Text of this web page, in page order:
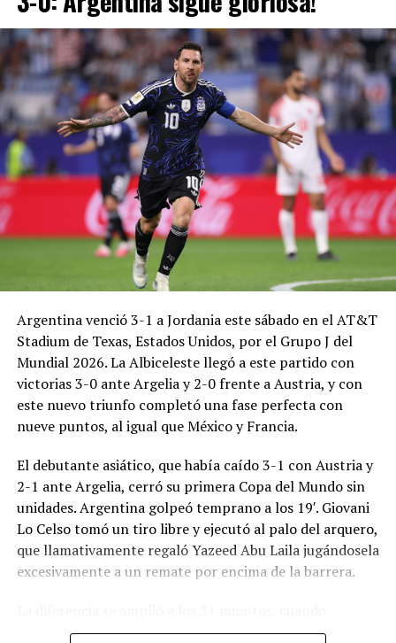
Argentina venció 3-1 a Jordania este sábado en el AT&T
Stadium de Texas, Estados Unidos, por el Grupo J del
Mundial 2026. La Albiceleste llegó a este partido con
victorias 3-0 ante Argelia y 2-0 frente a Austria, y con
este nuevo triunfo completó una fase perfecta con
nueve puntos, al igual que México y Francia.
El debutante asiático, que había caído 3-1 con Austria y
2-1 ante Argelia, cerró su primera Copa del Mundo sin
unidades. Argentina golpeó temprano a los 19′. Giovani
Lo Celso tomó un tiro libre y ejecutó al palo del arquero,
que llamativamente regaló Yazeed Abu Laila jugándosela
excesivamente a un remate por encima de la barrera.
Lautaro Martínez convirtió de penal el 2-0. El Toro